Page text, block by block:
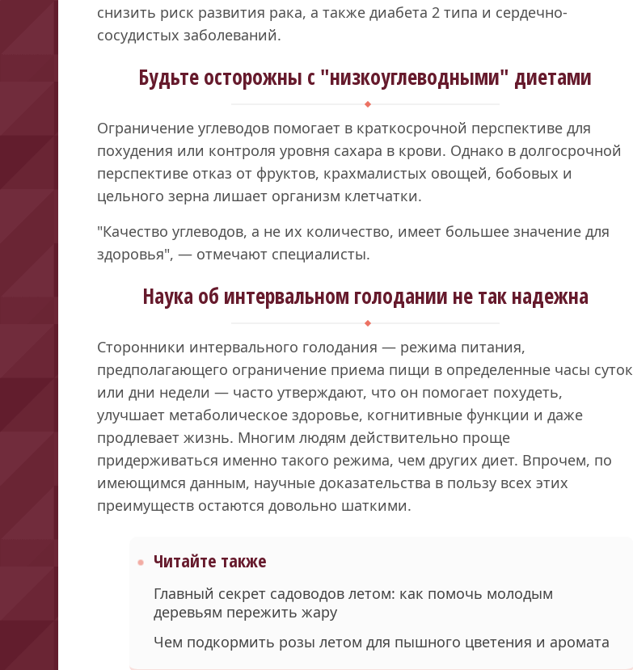
снизить риск развития рака, а также диабета 2 типа и сердечно-
сосудистых заболеваний.
Будьте осторожны с "низкоуглеводными" диетами
Ограничение углеводов помогает в краткосрочной перспективе для
похудения или контроля уровня сахара в крови. Однако в долгосрочной
перспективе отказ от фруктов, крахмалистых овощей, бобовых и
цельного зерна лишает организм клетчатки.
"Качество углеводов, а не их количество, имеет большее значение для
здоровья", — отмечают специалисты.
Наука об интервальном голодании не так надежна
Сторонники интервального голодания — режима питания,
предполагающего ограничение приема пищи в определенные часы суток
или дни недели — часто утверждают, что он помогает похудеть,
улучшает метаболическое здоровье, когнитивные функции и даже
продлевает жизнь. Многим людям действительно проще
придерживаться именно такого режима, чем других диет. Впрочем, по
имеющимся данным, научные доказательства в пользу всех этих
преимуществ остаются довольно шаткими.
Читайте также
Главный секрет садоводов летом: как помочь молодым
деревьям пережить жару
Чем подкормить розы летом для пышного цветения и аромата